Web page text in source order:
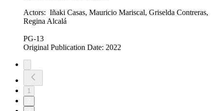
Actors: Iñaki Casas, Mauricio Mariscal, Griselda Contreras,
Regina Alcalá
PG-13
Original Publication Date: 2022
1